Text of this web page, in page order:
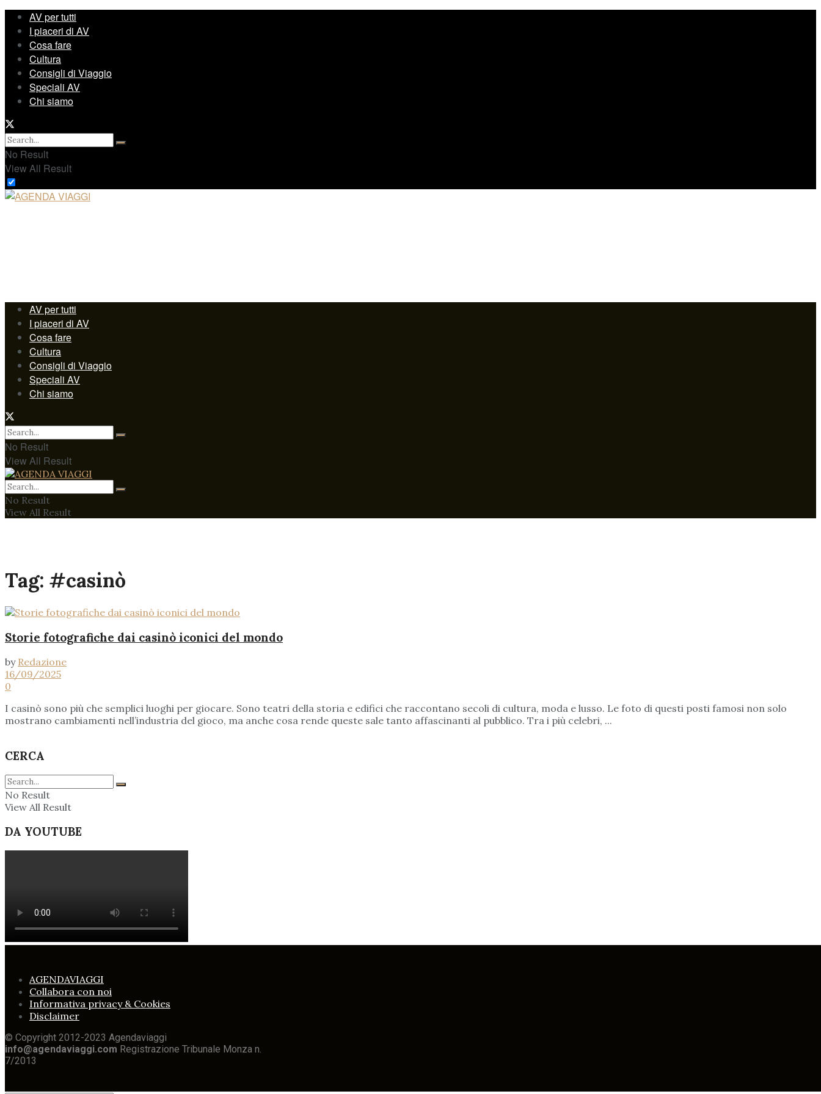
AV per tutti
I piaceri di AV
Cosa fare
Cultura
Consigli di Viaggio
Speciali AV
Chi siamo
No Result
View All Result
AV per tutti
I piaceri di AV
Cosa fare
Cultura
Consigli di Viaggio
Speciali AV
Chi siamo
No Result
View All Result
No Result
View All Result
Tag: #casinò
Storie fotografiche dai casinò iconici del mondo
by Redazione
16/09/2025
0
I casinò sono più che semplici luoghi per giocare. Sono teatri della storia e edifici che raccontano secoli di cultura, moda e lusso. Le foto di questi posti famosi non solo
mostrano cambiamenti nell’industria del gioco, ma anche cosa rende queste sale tanto affascinanti al pubblico. Tra i più celebri, ...
CERCA
No Result
View All Result
DA YOUTUBE
AGENDAVIAGGI
Collabora con noi
Informativa privacy & Cookies
Disclaimer
© Copyright 2012-2023 Agendaviaggi
info@agendaviaggi.com Registrazione Tribunale Monza n.
7/2013